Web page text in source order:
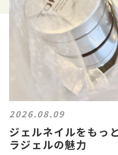
2026.08.09
ジェルネイルをもっ
ラジェルの魅力